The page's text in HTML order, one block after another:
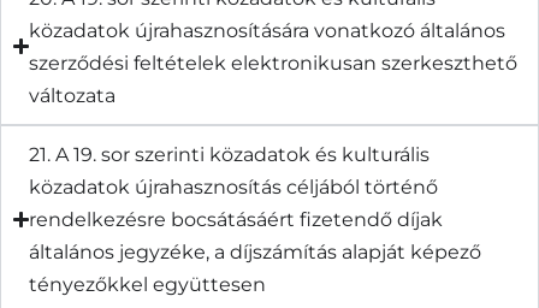
közadatok újrahasznosítására vonatkozó általános
szerződési feltételek elektronikusan szerkeszthető
változata
21. A 19. sor szerinti közadatok és kulturális
közadatok újrahasznosítás céljából történő
rendelkezésre bocsátásáért fizetendő díjak
általános jegyzéke, a díjszámítás alapját képező
tényezőkkel együttesen